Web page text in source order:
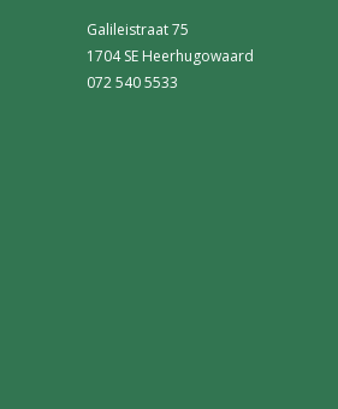
Galileistraat 75
1704 SE Heerhugowaard
072 540 5533